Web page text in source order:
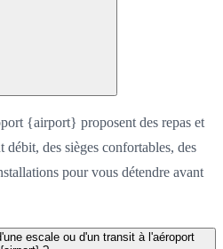
{airport} proposent des repas et
des sièges confortables, des
pour vous détendre avant
escale ou d'un transit à l'aéroport